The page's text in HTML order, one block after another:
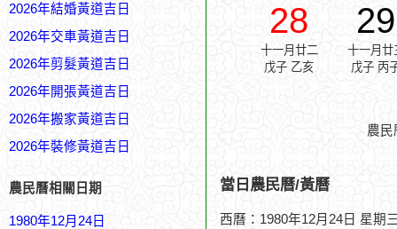
2026年結婚黃道吉日
2026年交車黃道吉日
2026年剪髮黃道吉日
2026年開張黃道吉日
2026年搬家黃道吉日
2026年裝修黃道吉日
農民曆相關日期
1980年12月24日
28
十一月廿二
戊子 乙亥
29
十一月廿
戊子 丙
農
當日農民曆/黃曆
西曆：1980年12月24日 星期